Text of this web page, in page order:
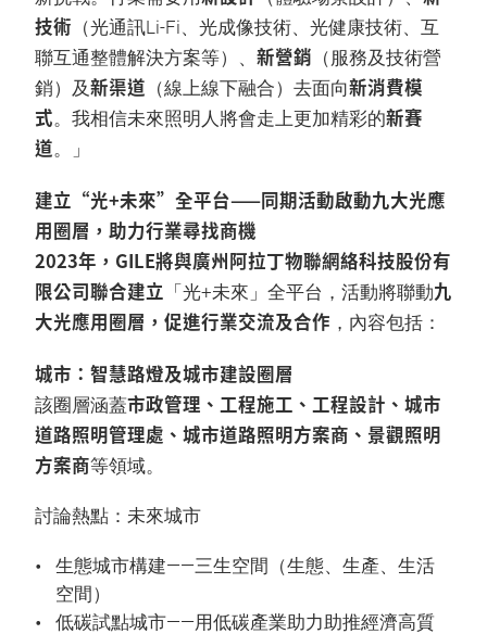
技術 （光通訊Li-Fi、光成像技術、光健康技術、互
聯互通整體解決方案等）、 新營銷 （服務及技術營
銷）及新渠道 （線上線下融合）去面向新消費模
式。我相信未來照明人將會走上更加精彩的新賽
道。」
建立“光+未來”全平台——同期活動啟動九大光應
用圈層，助力行業尋找商機
2023年，GILE將與廣州阿拉丁物聯網絡科技股份有
限公司聯合建立 「光+未來」全平台，活動將聯動九
大光應用圈層，促進行業交流及合作 ，內容包括：
城市：智慧路燈及城市建設圈層
該圈層涵蓋市政管理、工程施工、工程設計、城市
道路照明管理處、城市道路照明方案商、景觀照明
方案商等領域。
討論熱點：未來城市
生態城市構建——三生空間（生態、生產、生活
空間）
低碳試點城市——用低碳產業助力助推經濟高質